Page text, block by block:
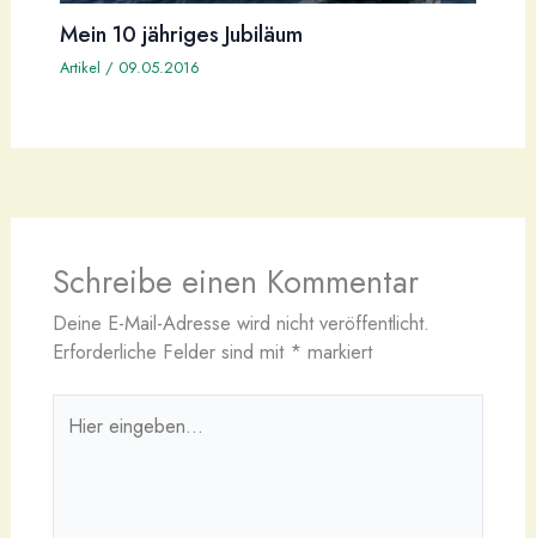
Mein 10 jähriges Jubiläum
Artikel / 09.05.2016
Schreibe einen Kommentar
Deine E-Mail-Adresse wird nicht veröffentlicht.
Erforderliche Felder sind mit * markiert
eingeben…